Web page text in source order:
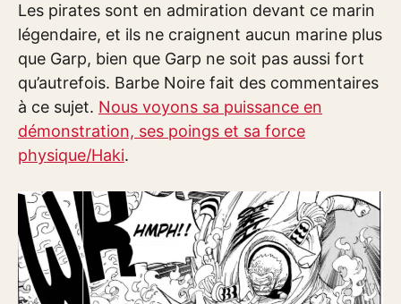
Les pirates sont en admiration devant ce marin
légendaire, et ils ne craignent aucun marine plus
que Garp, bien que Garp ne soit pas aussi fort
qu’autrefois. Barbe Noire fait des commentaires
à ce sujet. Nous voyons sa puissance en
démonstration, ses poings et sa force
physique/Haki.